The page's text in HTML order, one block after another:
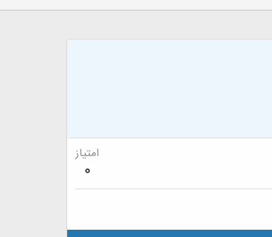
امتیاز
0